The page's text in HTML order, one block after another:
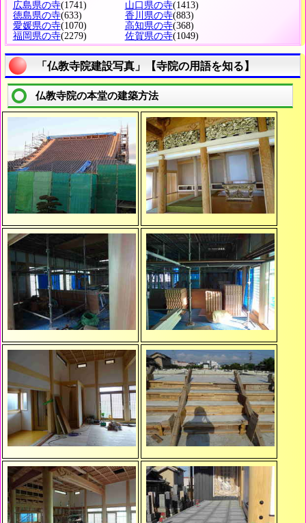
広島県の寺(1741) 山口県の寺(1413)
徳島県の寺(633) 香川県の寺(883)
愛媛県の寺(1070) 高知県の寺(368)
福岡県の寺(2279) 佐賀県の寺(1049)
「仏教寺院建設写真」【寺院の用語を知る】
仏教寺院の本堂の建築方法